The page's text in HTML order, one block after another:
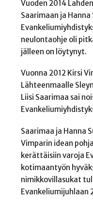
Vuoden 2014
Saarimaan ja
neulontaohje oli
jälleen on löytynyt.
Vuonna 2012 Kirsi
Lähteenmaalle
Liisi Saarimaa sai
Saarimaa ja Hanna
Vimparin idean
kerättäisiin varoja
kotimaantyön
nimikkovillasukat
Evankeliumijuhlaan